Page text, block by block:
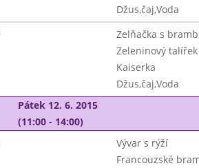
Džus,čaj,Voda
Zelňačka s
Zeleninový
Kaiserka
Džus,čaj,Voda
Pátek 12. 6. 2015
(11:00 - 14:00)
Vývar s rýží
Francouzské